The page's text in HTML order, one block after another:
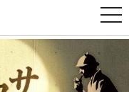
t
o
g
a